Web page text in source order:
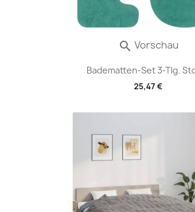
Badematten-Set 3-Tlg.
25,47 €
 Vorschau